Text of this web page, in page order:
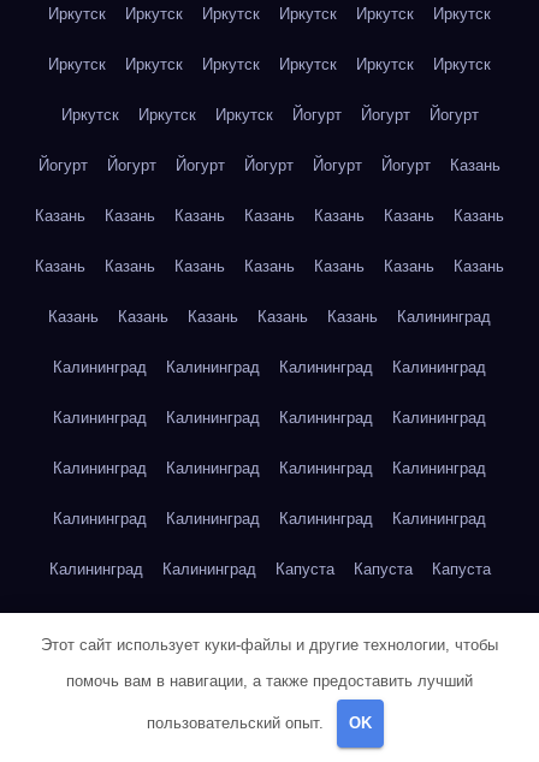
Иркутск Иркутск Иркутск Иркутск Иркутск Иркутск
Иркутск Иркутск Иркутск Иркутск Иркутск Иркутск
Иркутск Иркутск Иркутск Йогурт Йогурт Йогурт
Йогурт Йогурт Йогурт Йогурт Йогурт Йогурт Казань
Казань Казань Казань Казань Казань Казань Казань
Казань Казань Казань Казань Казань Казань Казань
Казань Казань Казань Казань Казань Калининград
Калининград Калининград Калининград Калининград
Калининград Калининград Калининград Калининград
Калининград Калининград Калининград Калининград
Калининград Калининград Калининград Калининград
Калининград Калининград Капуста Капуста Капуста
Картофель
Картофель Картофель Картофель
Этот сайт использует куки-файлы и другие технологии, чтобы
помочь вам в навигации, а также предоставить лучший
пользовательский опыт. OK